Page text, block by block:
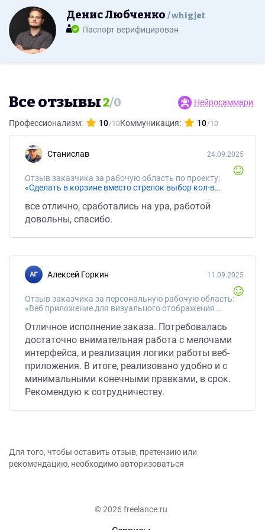
Денис Любченко whigjet
Паспорт верифицирован
Все отзывы2/0 Нейросаммари
Профессионализм: 10 Коммуникация: 10
Станислав
Отзыв заказчика за рабочую область по проекту:
«Сделать в корзине вместо стрелок выбор кол-ва, кнопки - + по бокам кол-во товаров https://пиццбургролл.рф/cart»
24.09.2025
все отлично, сработались на ура, работой
довольны, спасибо.
Алексей Горкин
Отзыв заказчика за персональную рабочую область:
«Веб приложение для визуального отображения "завала" лички телеграм.»
11.09.2025
Отличное исполнение заказа. Потребовалась
достаточно внимательная работа с мелочами
интерфейса, и реализация логики работы веб-
приложения. В итоге, реализовано удобно и с
минимальными конечными правками, в срок.
Рекомендую к сотрудничеству.
Для того, чтобы оставить отзыв, претензию или
рекомендацию, необходимо авторизоваться
© 2026 freelance.ru